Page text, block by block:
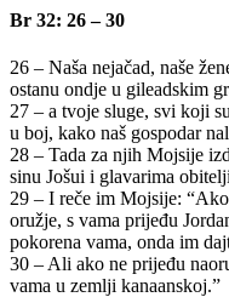
Br 32: 26 – 30
26 – Naša nejačad, naše
ostanu ondje u gileadskim
27 – a tvoje sluge, svi koji
u boj, kako naš gospodar
28 – Tada za njih Mojsije
sinu Jošui i glavarima
29 – I reče im Mojsije:
oružje, s vama prijeđu
pokorena vama, onda im
30 – Ali ako ne prijeđu
vama u zemlji kanaanskoj.”